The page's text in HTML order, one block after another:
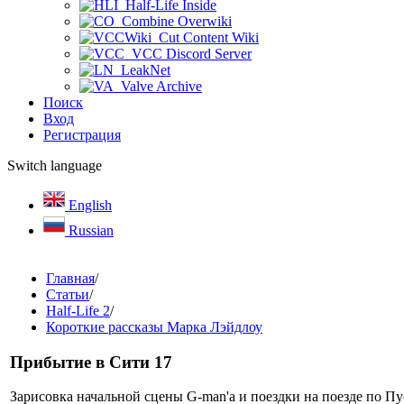
Half-Life Inside
Combine Overwiki
Cut Content Wiki
VCC Discord Server
LeakNet
Valve Archive
Поиск
Вход
Регистрация
Switch language
English
Russian
Главная/
Статьи/
Half-Life 2/
Короткие рассказы Марка Лэйдлоу
Прибытие в Сити 17
Зарисовка начальной сцены G-man'а и поездки на поезде по